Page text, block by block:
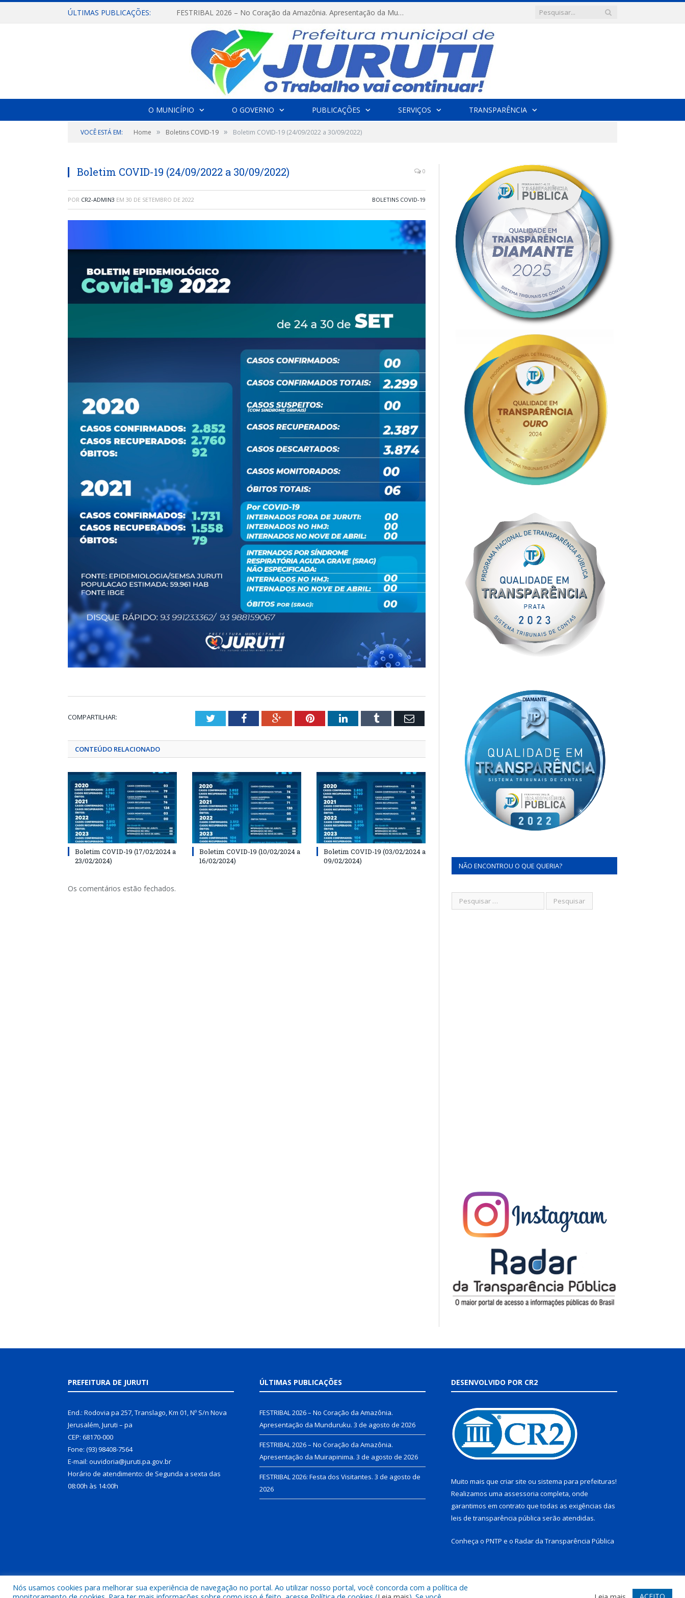
ÚLTIMAS PUBLICAÇÕES: FESTRIBAL 2026 – No Coração da Amazônia. Apresentação da Munduruku.
O MUNICÍPIO O GOVERNO PUBLICAÇÕES SERVIÇOS TRANSPARÊNCIA
VOCÊ ESTÁ EM: Home » Boletins COVID-19 » Boletim COVID-19 (24/09/2022 a 30/09/2022)
Boletim COVID-19 (24/09/2022 a 30/09/2022) 0
POR CR2-ADMIN3 EM 30 DE SETEMBRO DE 2022 BOLETINS COVID-19
COMPARTILHAR: TwitterFacebookGoogle+PinterestLinkedInTumblr Email
CONTEÚDO RELACIONADO
Boletim COVID-19 (17/02/2024 a
23/02/2024)
Boletim COVID-19 (10/02/2024 a
16/02/2024)
Boletim COVID-19 (03/02/2024 a
09/02/2024)
Os comentários estão fechados.
NÃO ENCONTROU O QUE QUERIA?
PREFEITURA DE JURUTI
End.: Rodovia pa 257, Translago, Km 01, Nº S/n Nova
Jerusalém, Juruti – pa
CEP: 68170-000
Fone: (93) 98408-7564
E-mail: ouvidoria@juruti.pa.gov.br
Horário de atendimento: de Segunda a sexta das
08:00h às 14:00h
ÚLTIMAS PUBLICAÇÕES
FESTRIBAL 2026 – No Coração da Amazônia.
Apresentação da Munduruku. 3 de agosto de 2026
FESTRIBAL 2026 – No Coração da Amazônia.
Apresentação da Muirapinima. 3 de agosto de 2026
FESTRIBAL 2026: Festa dos Visitantes. 3 de agosto de
2026
DESENVOLVIDO POR CR2
Muito mais que criar site ou sistema para prefeituras!
Realizamos uma assessoria completa, onde
garantimos em contrato que todas as exigências das
leis de transparência pública serão atendidas.
Conheça o PNTP e o Radar da Transparência Pública
Todos os direitos reservados a Prefeitura Municipal de Juruti. Mapa do Site Acessar Webmail
Nós usamos cookies para melhorar sua experiência de navegação no portal. Ao utilizar nosso portal, você concorda com a política de
ACEITO